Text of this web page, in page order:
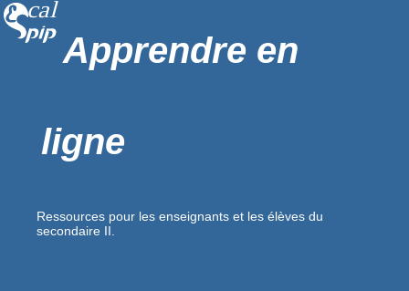
Apprendre en
ligne
Ressources pour les enseignants et les élèves du
secondaire II.